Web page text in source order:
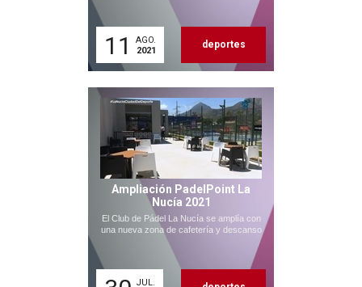
11
AGO.
2021
deportes
Ampliación PadelPoint La
Nucía 2021
El Club de Pádel La Nucía se amplía con
una nueva zona de cafetería y descanso
JUL.